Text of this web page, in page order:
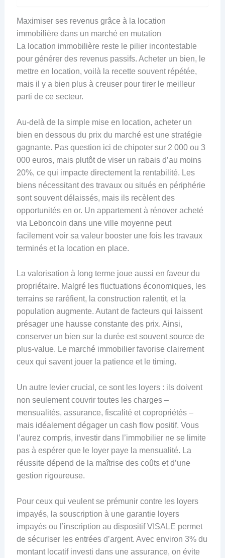
Maximiser ses revenus grâce à la location
immobilière dans un marché en mutation
La location immobilière reste le pilier incontestable
pour générer des revenus passifs. Acheter un bien, le
mettre en location, voilà la recette souvent répétée,
mais il y a bien plus à creuser pour tirer le meilleur
parti de ce secteur.
Au-delà de la simple mise en location, acheter un
bien en dessous du prix du marché est une stratégie
gagnante. Pas question ici de chipoter sur 2 000 ou 3
000 euros, mais plutôt de viser un rabais d’au moins
20%, ce qui impacte directement la rentabilité. Les
biens nécessitant des travaux ou situés en périphérie
sont souvent délaissés, mais ils recèlent des
opportunités en or. Un appartement à rénover acheté
via Leboncoin dans une ville moyenne peut
facilement voir sa valeur booster une fois les travaux
terminés et la location en place.
La valorisation à long terme joue aussi en faveur du
propriétaire. Malgré les fluctuations économiques, les
terrains se raréfient, la construction ralentit, et la
population augmente. Autant de facteurs qui laissent
présager une hausse constante des prix. Ainsi,
conserver un bien sur la durée est souvent source de
plus-value. Le marché immobilier favorise clairement
ceux qui savent jouer la patience et le timing.
Un autre levier crucial, ce sont les loyers : ils doivent
non seulement couvrir toutes les charges –
mensualités, assurance, fiscalité et copropriétés –
mais idéalement dégager un cash flow positif. Vous
l’aurez compris, investir dans l’immobilier ne se limite
pas à espérer que le loyer paye la mensualité. La
réussite dépend de la maîtrise des coûts et d’une
gestion rigoureuse.
Pour ceux qui veulent se prémunir contre les loyers
impayés, la souscription à une garantie loyers
impayés ou l’inscription au dispositif VISALE permet
de sécuriser les entrées d’argent. Avec environ 3% du
montant locatif investi dans une assurance, on évite